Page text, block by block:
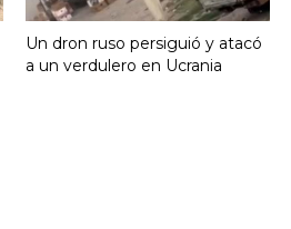
Un dron ruso persiguió y atacó
a un verdulero en Ucrania